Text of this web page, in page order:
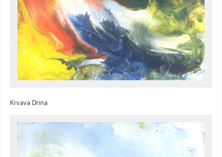
Krvava Drina